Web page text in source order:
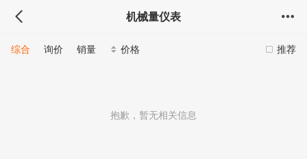
机械量仪表
推荐
综合 询价 销量 价格
抱歉，暂无相关信息